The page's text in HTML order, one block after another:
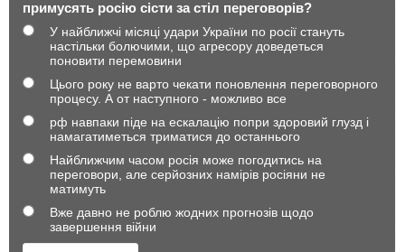
примусять росію сісти за стіл переговорів?
У найближчі місяці удари України по росії стануть
настільки болючими, що агресору доведеться
поновити перемовини
Цього року не варто чекати поновлення переговорного
процесу. А от наступного - можливо все
рф навпаки піде на ескалацію попри здоровий глузд і
намагатиметься триматися до останнього
Найближчим часом росія може погодитись на
переговори, але серйозних намірів росіяни не
матимуть
Вже давно не роблю жодних прогнозів щодо
завершення війни